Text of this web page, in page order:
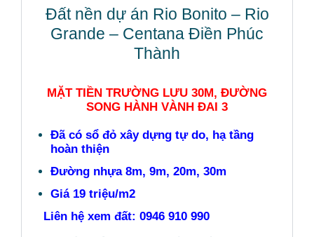
Đất nền dự án Rio Bonito – Rio
Grande – Centana Điền Phúc
Thành
MẶT TIỀN TRƯỜNG LƯU 30M, ĐƯỜNG
SONG HÀNH VÀNH ĐAI 3
Đã có sổ đỏ xây dựng tự do, hạ tầng
hoàn thiện
Đường nhựa 8m, 9m, 20m, 30m
Giá 19 triệu/m2
Liên hệ xem đất: 0946 910 990